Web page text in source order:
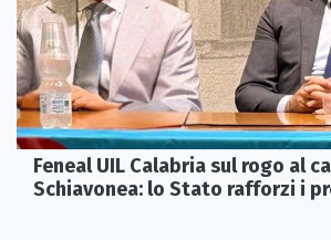
Feneal UIL Calabria sul rogo al
Schiavonea: lo Stato rafforzi i